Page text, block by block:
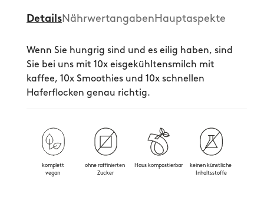
DetailsNährwertangabenHauptaspekte
Wenn Sie hungrig sind und es eilig haben, sind
Sie bei uns mit 10x eisgekühltensmilch mit
kaffee, 10x Smoothies und 10x schnellen
Haferflocken genau richtig.
komplett
vegan
ohne raffinierten
Zucker
Haus kompostierbar
keinen künstliche
Inhaltsstoffe